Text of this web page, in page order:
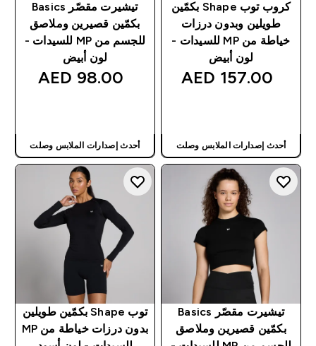
كروب توب Shape بكمّين
طويلين وبدون درزات
خياطة من MP للسيدات -
لون أبيض
157.00 AED‎
أحدث إصدارات الملابس وصلت
تيشيرت مقصّر Basics
بكمّين قصيرين وملاصق
للجسم من MP للسيدات -
لون أبيض
98.00 AED‎
أحدث إصدارات الملابس وصلت
تيشيرت مقصّر Basics
بكمّين قصيرين وملاصق
توب Shape بكمّين طويلين
بدون درزات خياطة من MP